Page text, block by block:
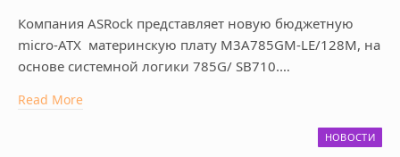
Компания ASRock представляет новую бюджетную
micro-ATX материнскую плату M3A785GM-LE/128M, на
основе системной логики 785G/ SB710.…
Read More
НОВОСТИ